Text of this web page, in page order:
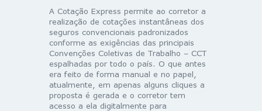
A Cotação Express permite ao corretor a
realização de cotações instantâneas dos
seguros convencionais padronizados
conforme as exigências das principais
Convenções Coletivas de Trabalho – CCT
espalhadas por todo o país. O que antes
era feito de forma manual e no papel,
atualmente, em apenas alguns cliques a
proposta é gerada e o corretor tem
acesso a ela digitalmente para